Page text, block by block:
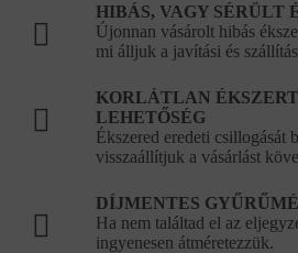
HIBÁS, VAGY SÉRÜLT
Újonnan vásárolt hibás
mi álljuk a javítási és
KORLÁTLAN
LEHETŐSÉG
Ékszered eredeti csillogását
visszaállítjuk a vásárlást
DÍJMENTES
Ha nem találtad el az
ingyenesen átméretezzük.